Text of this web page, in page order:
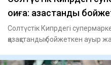
оқиға: қазақстандық
Солтүстік Кипрдегі
қазақстандық бойжеткен ауыр